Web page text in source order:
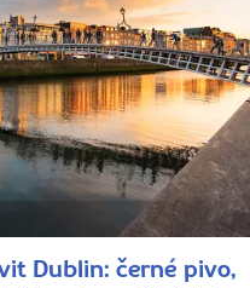
Dublin: černé pivo,